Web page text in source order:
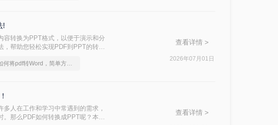
!
容转换为PPT格式，以便于演示和分
，帮助您轻松实现PDF到PPT的转
如何将pdf转Word，简单方法教你一招
查看详情 >
2026年07月01日
人在工作和学习中常遇到的需求，
。那么PDF如何转换成PPT呢？本文
查看详情 >